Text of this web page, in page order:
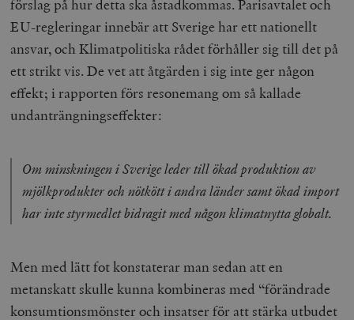
förslag på hur detta ska åstadkommas. Parisavtalet och
EU-regleringar innebär att Sverige har ett nationellt
ansvar, och Klimatpolitiska rådet förhåller sig till det på
ett strikt vis. De vet att åtgärden i sig inte ger någon
effekt; i rapporten förs resonemang om så kallade
undanträngningseffekter:
Om minskningen i Sverige leder till ökad produktion av
mjölkprodukter och nötkött i andra länder samt ökad import
har inte styrmedlet bidragit med någon klimatnytta globalt.
Men med lätt fot konstaterar man sedan att en
metanskatt skulle kunna kombineras med “förändrade
konsumtionsmönster och insatser för att stärka utbudet